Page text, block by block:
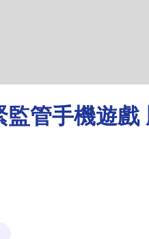
監管手機遊